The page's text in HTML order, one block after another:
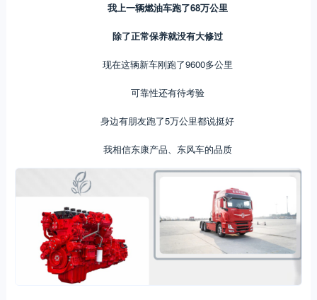
我上一辆燃油车跑了68万公里
除了正常保养就没有大修过
现在这辆新车刚跑了9600多公里
可靠性还有待考验
身边有朋友跑了5万公里都说挺好
我相信东康产品、东风车的品质